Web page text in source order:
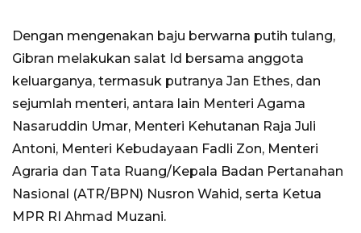
Dengan mengenakan baju berwarna putih tulang,
Gibran melakukan salat Id bersama anggota
keluarganya, termasuk putranya Jan Ethes, dan
sejumlah menteri, antara lain Menteri Agama
Nasaruddin Umar, Menteri Kehutanan Raja Juli
Antoni, Menteri Kebudayaan Fadli Zon, Menteri
Agraria dan Tata Ruang/Kepala Badan Pertanahan
Nasional (ATR/BPN) Nusron Wahid, serta Ketua
MPR RI Ahmad Muzani.